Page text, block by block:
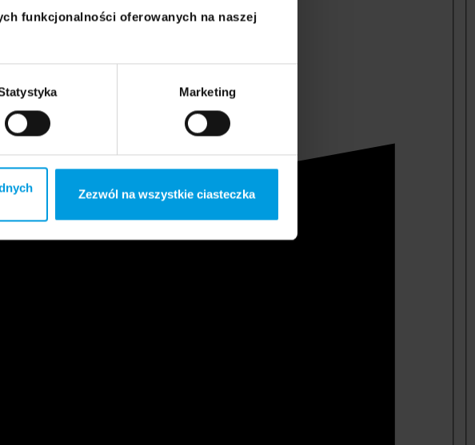
funkcjonalności oferowanych na naszej
Marketing
Zezwól na wszystkie ciasteczka